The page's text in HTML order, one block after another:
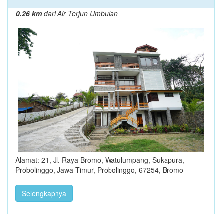
0.26 kmdari Air Terjun Umbulan
Alamat: 21, Jl. Raya Bromo, Watulumpang, Sukapura,
Probolinggo, Jawa Timur, Probolinggo, 67254, Bromo
Selengkapnya